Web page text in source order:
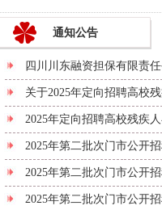
通知公告
四川川东融资担保有限责
关于2025年定向招聘高校
2025年定向招聘高校残疾
2025年第二批次门市公开
2025年第二批次门市公开
2025年第二批次门市公开